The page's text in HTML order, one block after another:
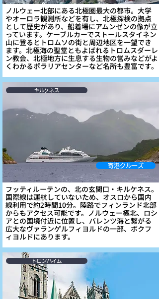
ノルウェー北部にある北極圏最大の都市。大学
やオーロラ観測所などを有し、北極探検の拠点
として歴史があり、船着場にアムンゼンの像が立
っています。ケーブルカーでストールスタイネン
山に登るとトロムソの街と周辺地区を一望でき
ます。北極海の聖堂ともよばれるトロムスダーレ
ン教会、北極地方に生息する生物の営みなどがよ
くわかるポラリアセンターなど名所も豊富です。
キルケネス
寄港クルーズ
フッティルーテンの、北の玄関口・キルケネス。
国際線は運航していないため、オスロから国内
線利用で約2時間10分。陸路でフィンランド北部
からもアクセス可能です。ノルウェー極北、ロシ
アとの国境付近に位置し、バレンツ海と繋がる
広大なヴァランゲルフィヨルドの一部、ボクフ
ィヨルドにあります。
トロンハイム